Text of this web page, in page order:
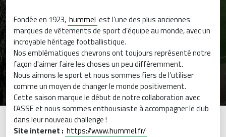
Fondée en 1923, hummel est l’une des plus anciennes
marques de vêtements de sport d’équipe au monde, avec un
incroyable héritage footballistique.
Nos emblématiques chevrons ont toujours représenté notre
façon d'aimer faire les choses un peu différemment.
Nous aimons le sport et nous sommes fiers de l’utiliser
comme un moyen de changer le monde positivement.
Cette saison marque le début de notre collaboration avec
l’ASSE et nous sommes enthousiaste à accompagner le club
dans leur nouveau challenge !
Site internet : https://www.hummel.fr/